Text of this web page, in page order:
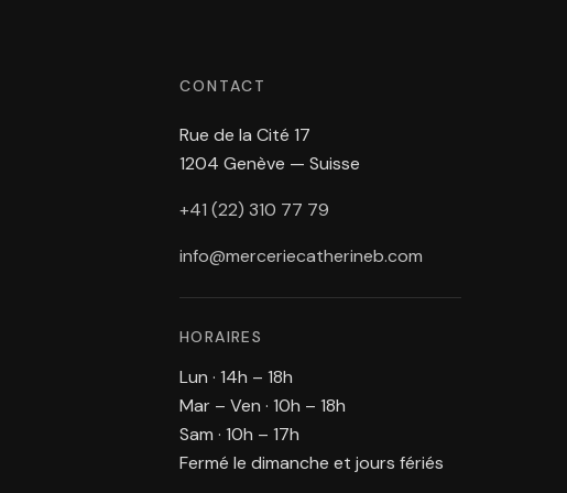
CONTACT
Rue de la Cité 17
1204 Genève — Suisse
+41 (22) 310 77 79
info@merceriecatherineb.com
HORAIRES
Lun · 14h – 18h
Mar – Ven · 10h – 18h
Sam · 10h – 17h
Fermé le dimanche et jours fériés